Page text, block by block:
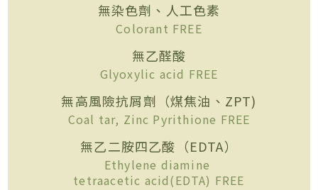
無染色劑、人工色素
Colorant FREE
無乙醛酸
Glyoxylic acid FREE
無高風險抗屑劑（煤焦油、ZPT)
Coal tar, Zinc Pyrithione FREE
無乙二胺四乙酸（EDTA）
Ethylene diamine
tetraacetic acid(EDTA) FREE